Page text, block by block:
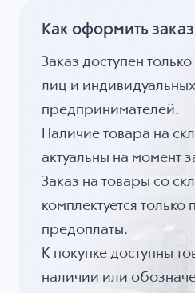
Как оформить заказ
Заказ доступен
лиц и индивидуальных
предпринимателей.
Наличие товара на
актуальны на момент
Заказ на товары со
комплектуется только
предоплаты.
К покупке доступны
наличии или